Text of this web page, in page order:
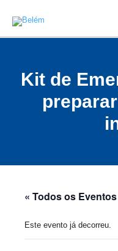
Kit de
« Todos os Eventos
Este evento já decorreu.